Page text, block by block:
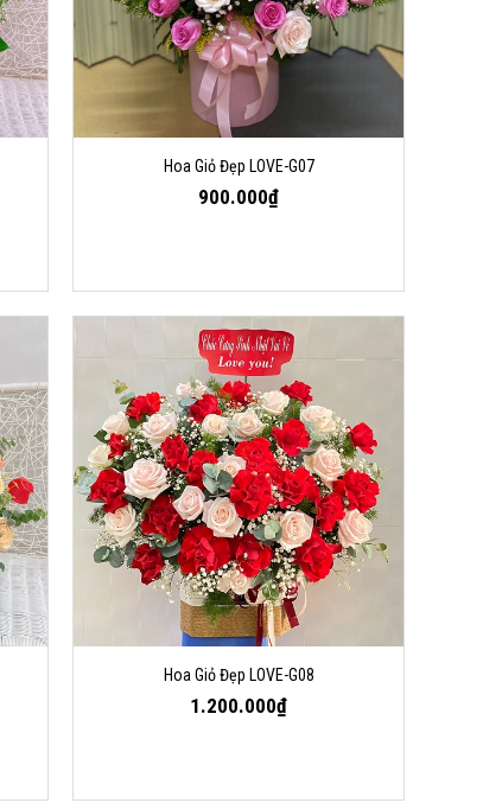
Hoa Giỏ Đẹp LOVE-G07
900.000₫
Hoa Giỏ Đẹp LOVE-G08
1.200.000₫